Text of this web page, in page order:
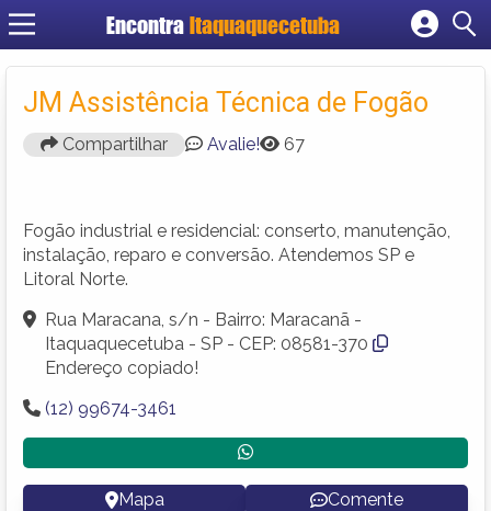
Encontra Itaquaquecetuba
Cadastrar empresa
Criar conta
JM Assistência Técnica de Fogão
Compartilhar Avalie! 67
Fogão industrial e residencial: conserto, manutenção,
instalação, reparo e conversão. Atendemos SP e
Litoral Norte.
Rua Maracana, s/n - Bairro: Maracanã -
Itaquaquecetuba - SP - CEP: 08581-370
Endereço copiado!
(12) 99674-3461
Mapa Comente